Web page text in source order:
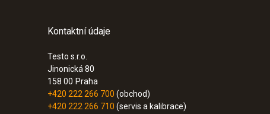
Kontaktní údaje
Testo s.r.o.
Jinonická 80
158 00 Praha
+420 222 266 700 (obchod)
+420 222 266 710 (servis a kalibrace)